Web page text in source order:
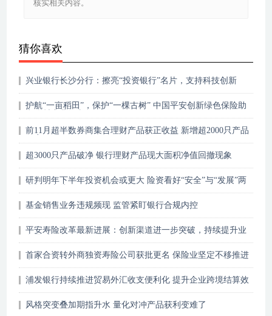
核实相关内容。
猜你喜欢
兴业银行长沙分行：擦亮“投资银行”名片，支持科技创新
护航“一亩稻田”，保护“一棵古树” 中国平安创新绿色保险助
前11月超半数券商集合理财产品获正收益 新增超2000只产品
超3000只产品破净 银行理财产品现大面积净值回撤现象
研判明年下半年投资机会或更大 险资看好“安全”与“发展”两
基金销售业务违规频现 监管紧盯银行合规内控
平安寿险改革最新进展：创新渠道进一步突破，持续提升业
首家合资转外商独资寿险公司获批更名 保险业坚定不移推进
浦发银行持续推进贸易外汇收支便利化 提升企业跨境结算效
风格突变叠加期指升水 量化对冲产品获利变难了